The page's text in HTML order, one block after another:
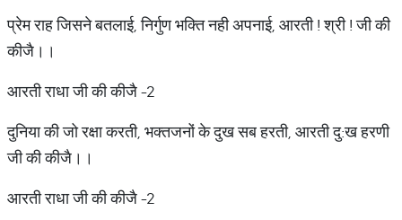
प्रेम राह जिसने बतलाई, निर्गुण भक्ति नही अपनाई, आरती ! श्री ! जी की
कीजै।।
आरती राधा जी की कीजै -2
दुनिया की जो रक्षा करती, भक्तजनों के दुख सब हरती, आरती दु:ख हरणी
जी की कीजै।।
आरती राधा जी की कीजै -2